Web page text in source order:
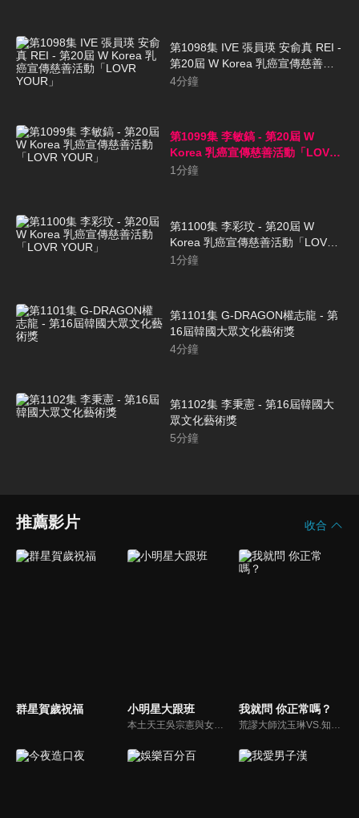
第1098集 IVE 張員瑛 安俞真 REI -
第20屆 W Korea 乳癌宣傳慈善活
動「LOVR YOUR」
4分鐘
第1099集 李敏鎬 - 第20屆 W
Korea 乳癌宣傳慈善活動「LOVR
YOUR」
1分鐘
第1100集 李彩玟 - 第20屆 W
Korea 乳癌宣傳慈善活動「LOVR
YOUR」
1分鐘
第1101集 G-DRAGON權志龍 - 第
16屆韓國大眾文化藝術獎
4分鐘
第1102集 李秉憲 - 第16屆韓國大
眾文化藝術獎
5分鐘
推薦影片 收合
群星賀歲祝福 小明星大跟班
本土天王吳宗憲與女兒吳姍儒（Sandy）搭檔主持，每集邀請來賓暢談演藝圈大小事，父女檔聯手笑果十足，老梗搭上新世代，最新組合強勢登場！
我就問 你正常嗎？